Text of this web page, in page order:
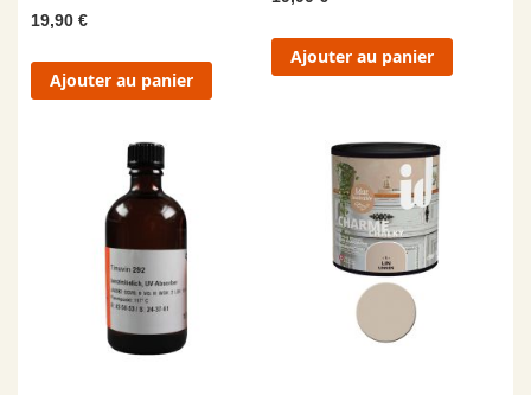
19,90 €
Ajouter au panier
Ajouter au panier